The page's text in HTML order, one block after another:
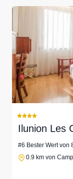
Ilunion Les
#6 Bester Wert von
0.9 km von